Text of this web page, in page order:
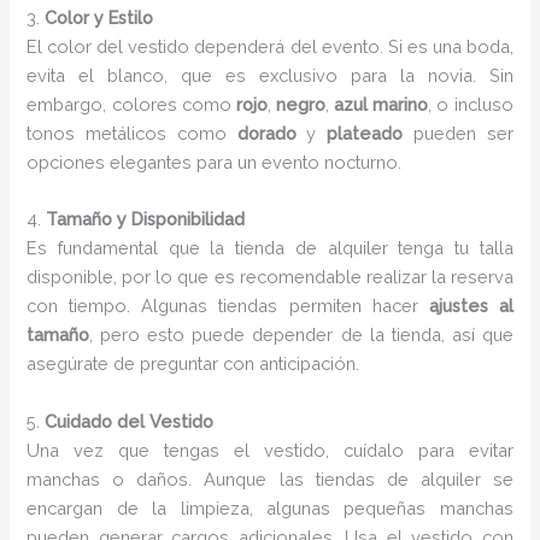
3.Color y Estilo
El color del vestido dependerá del evento. Si es una boda,
evita el blanco, que es exclusivo para la novia. Sin
embargo, colores como rojo,negro ,azul marino , o incluso
tonos metálicos como doradoyplateado pueden ser
opciones elegantes para un evento nocturno.
4. Tamaño y Disponibilidad
Es fundamental que la tienda de alquiler tenga tu talla
disponible, por lo que es recomendable realizar la reserva
con tiempo. Algunas tiendas permiten hacer ajustes al
tamaño , pero esto puede depender de la tienda, así que
asegúrate de preguntar con anticipación.
5.Cuidado del Vestido
Una vez que tengas el vestido, cuídalo para evitar
manchas o daños. Aunque las tiendas de alquiler se
encargan de la limpieza, algunas pequeñas manchas